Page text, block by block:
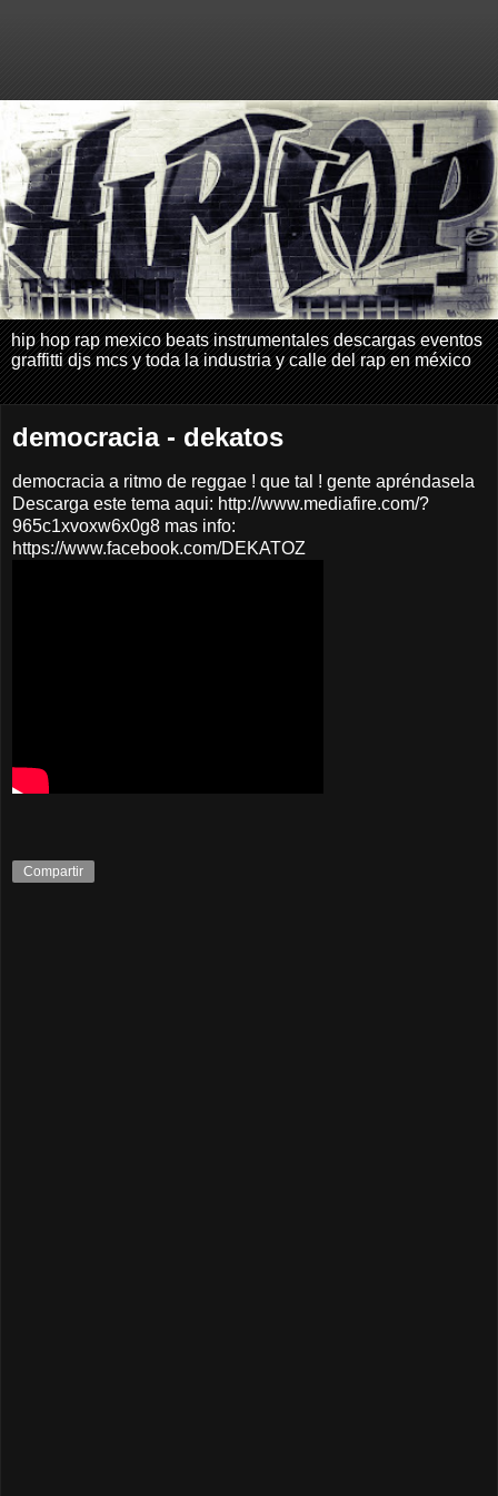
hip hop rap mexico beats instrumentales descargas eventos
graffitti djs mcs y toda la industria y calle del rap en méxico
democracia - dekatos
democracia a ritmo de reggae ! que tal ! gente apréndasela
Descarga este tema aqui: http://www.mediafire.com/?
965c1xvoxw6x0g8 mas info:
https://www.facebook.com/DEKATOZ
Compartir